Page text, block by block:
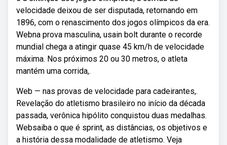
velocidade deixou de ser disputada, retornando em
1896, com o renascimento dos jogos olímpicos da era.
Webna prova masculina, usain bolt durante o recorde
mundial chega a atingir quase 45 km/h de velocidade
máxima. Nos próximos 20 ou 30 metros, o atleta
mantém uma corrida,.
Web — nas provas de velocidade para cadeirantes,.
Revelação do atletismo brasileiro no início da década
passada, verônica hipólito conquistou duas medalhas.
Websaiba o que é sprint, as distâncias, os objetivos e
a história dessa modalidade de atletismo. Veja